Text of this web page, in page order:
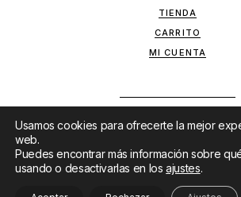
TIENDA
CARRITO
MI CUENTA
Usamos cookies para ofrecerte la mejor
web.
Puedes encontrar más información sobre
usando o desactivarlas en losajustes.